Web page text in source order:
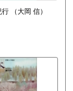
行
（大岡 信）